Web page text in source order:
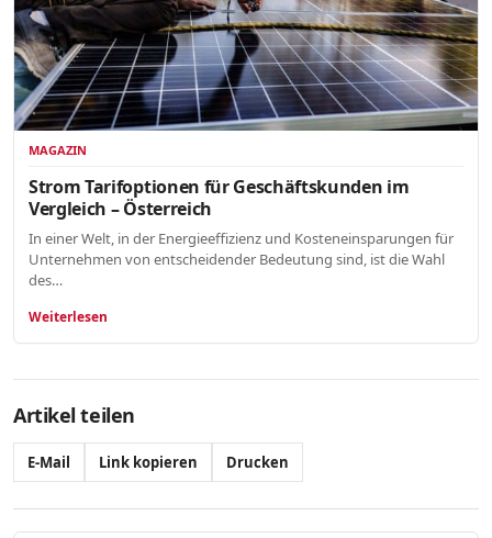
MAGAZIN
Strom Tarifoptionen für Geschäftskunden im
Vergleich – Österreich
In einer Welt, in der Energieeffizienz und Kosteneinsparungen für
Unternehmen von entscheidender Bedeutung sind, ist die Wahl
des…
Weiterlesen
Artikel teilen
E-Mail Link kopieren Drucken